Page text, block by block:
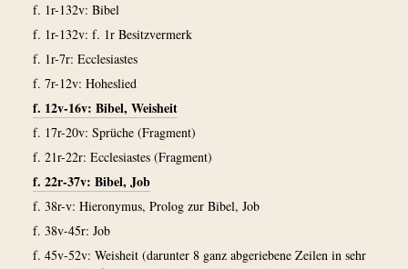
f. 1r-132v: Bibel
f. 1r-132v: f. 1r Besitzvermerk
f. 1r-7r: Ecclesiastes
f. 7r-12v: Hoheslied
f. 12v-16v: Bibel, Weisheit
f. 17r-20v: Sprüche (Fragment)
f. 21r-22r: Ecclesiastes (Fragment)
f. 22r-37v: Bibel, Job
f. 38r-v: Hieronymus, Prolog zur Bibel, Job
f. 38v-45r: Job
f. 45v-52v: Weisheit (darunter 8 ganz abgeriebene Zeilen in sehr